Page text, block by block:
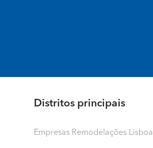
Distritos principais
Empresas Remodelações Lisboa